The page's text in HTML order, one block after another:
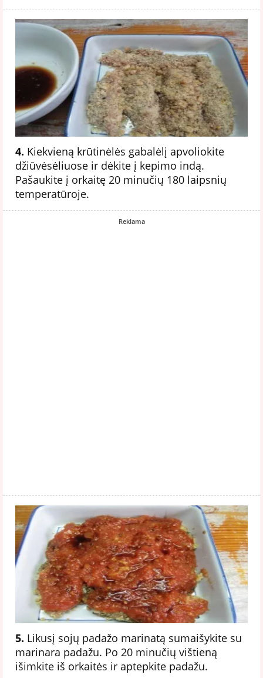
4. Kiekvieną krūtinėlės gabalėlį apvoliokite
džiūvėsėliuose ir dėkite į kepimo indą.
Pašaukite į orkaitę 20 minučių 180 laipsnių
temperatūroje.
Reklama
5. Likusį sojų padažo marinatą sumaišykite su
marinara padažu. Po 20 minučių vištieną
išimkite iš orkaitės ir aptepkite padažu.